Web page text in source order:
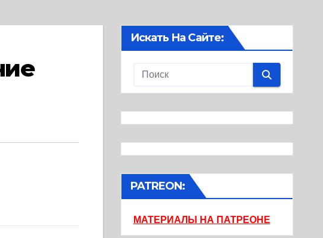
Искать На Сайте:
PATREON:
МАТЕРИАЛЫ НА ПАТРЕОНЕ